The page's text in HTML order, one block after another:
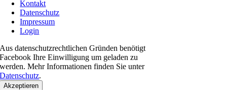
Kontakt
Datenschutz
Impressum
Login
Aus datenschutzrechtlichen Gründen benötigt
Facebook Ihre Einwilligung um geladen zu
werden. Mehr Informationen finden Sie unter
Datenschutz.
Akzeptieren